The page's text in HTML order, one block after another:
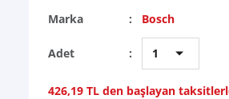
Marka
Bosch
Adet
426,19 TL den başlayan